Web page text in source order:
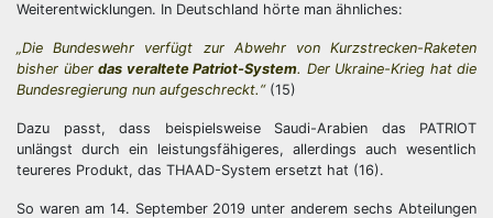
Weiterentwicklungen. In Deutschland hörte man ähnliches:
„Die Bundeswehr verfügt zur Abwehr von Kurzstrecken-Raketen
bisher über das veraltete Patriot-System. Der Ukraine-Krieg hat die
Bundesregierung nun aufgeschreckt.“(15)
Dazu passt, dass beispielsweise Saudi-Arabien das PATRIOT
unlängst durch ein leistungsfähigeres, allerdings auch wesentlich
teureres Produkt, das THAAD-System ersetzt hat (16).
So waren am 14. September 2019 unter anderem sechs Abteilungen